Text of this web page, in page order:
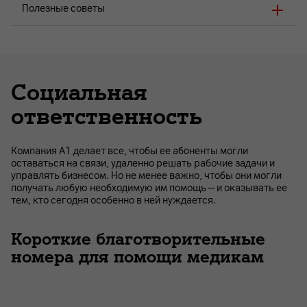
Полезные советы
Социальная
ответственность
Компания А1 делает все, чтобы ее абоненты могли
оставаться на связи, удаленно решать рабочие задачи и
управлять бизнесом. Но не менее важно, чтобы они могли
получать любую необходимую им помощь — и оказывать ее
тем, кто сегодня особенно в ней нуждается.
Короткие благотворительные
номера для помощи медикам